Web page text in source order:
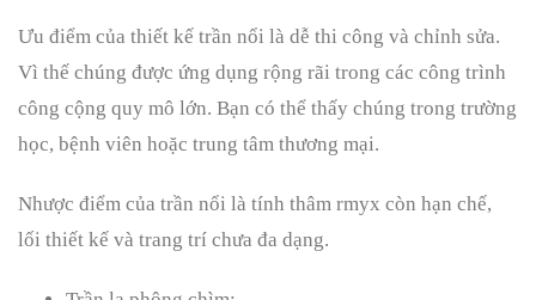
Ưu điểm của thiết kế trần nổi là dễ thi công và chỉnh sửa.
Vì thế chúng được ứng dụng rộng rãi trong các công trình
công cộng quy mô lớn. Bạn có thể thấy chúng trong trường
học, bệnh viên hoặc trung tâm thương mại.
Nhược điểm của trần nổi là tính thâm rmyx còn hạn chế,
lối thiết kế và trang trí chưa đa dạng.